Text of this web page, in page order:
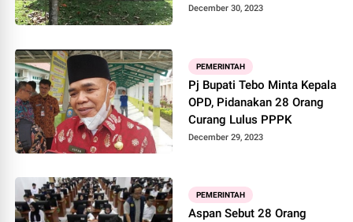
Lulus PPPK Ke Publik
December 30, 2023
PEMERINTAH
Pj Bupati Tebo Minta Kepala
OPD, Pidanakan 28 Orang
Curang Lulus PPPK
December 29, 2023
PEMERINTAH
Aspan Sebut 28 Orang